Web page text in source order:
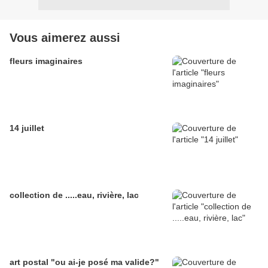
Vous aimerez aussi
fleurs imaginaires
14 juillet
collection de .....eau, rivière, lac
art postal "ou ai-je posé ma valide?"